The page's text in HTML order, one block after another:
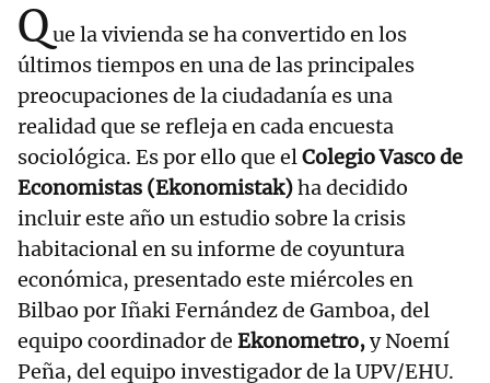
Que la vivienda se ha convertido en los
últimos tiempos en una de las principales
preocupaciones de la ciudadanía es una
realidad que se refleja en cada encuesta
sociológica. Es por ello que elColegio Vasco de
Economistas (Ekonomistak)ha decidido
incluir este año un estudio sobre la crisis
habitacional en su informe de coyuntura
económica, presentado este miércoles en
Bilbao por Iñaki Fernández de Gamboa, del
equipo coordinador de Ekonometro,y Noemí
Peña, del equipo investigador de la UPV/EHU.